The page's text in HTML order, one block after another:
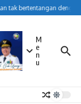
bertentangan dengan
M
e
n
u